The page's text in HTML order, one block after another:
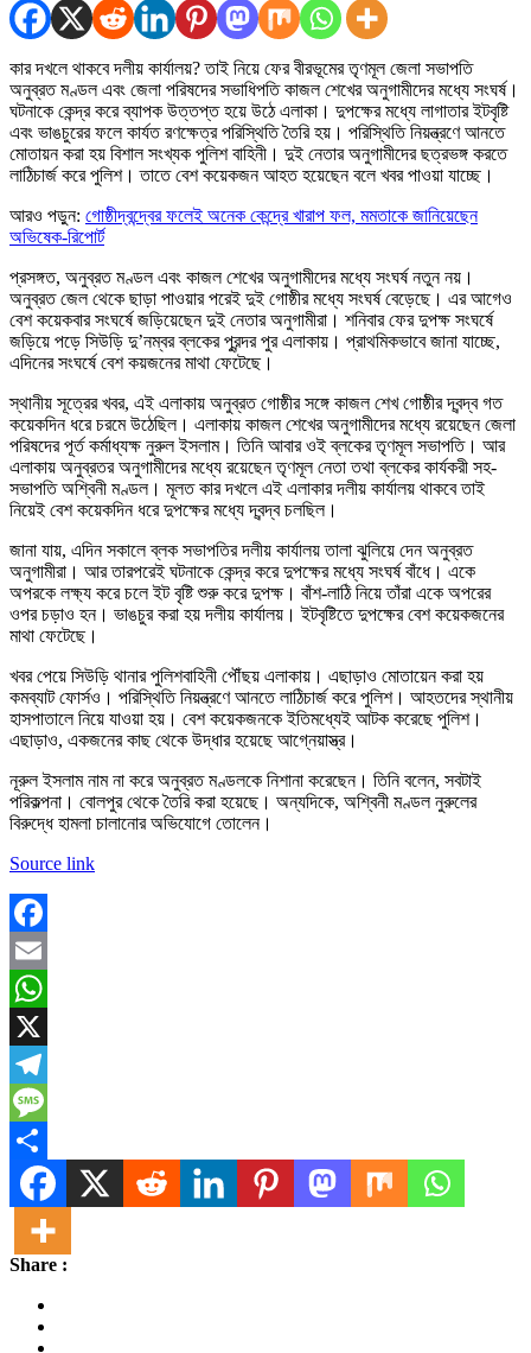
কার দখলে থাকবে দলীয় কার্যালয়? তাই নিয়ে ফের বীরভূমের তৃণমূল জেলা সভাপতি
অনুব্রত মণ্ডল এবং জেলা পরিষদের সভাধিপতি কাজল শেখের অনুগামীদের মধ্যে সংঘর্ষ।
ঘটনাকে কেন্দ্র করে ব্যাপক উত্তপ্ত হয়ে উঠে এলাকা। দুপক্ষের মধ্যে লাগাতার ইটবৃষ্টি
এবং ভাঙচুরের ফলে কার্যত রণক্ষেত্র পরিস্থিতি তৈরি হয়। পরিস্থিতি নিয়ন্ত্রণে আনতে
মোতায়ন করা হয় বিশাল সংখ্যক পুলিশ বাহিনী। দুই নেতার অনুগামীদের ছত্রভঙ্গ করতে
লাঠিচার্জ করে পুলিশ। তাতে বেশ কয়েকজন আহত হয়েছেন বলে খবর পাওয়া যাচ্ছে।
আরও পড়ুন: গোষ্ঠীদ্বন্দ্বের ফলেই অনেক কেন্দ্রে খারাপ ফল, মমতাকে জানিয়েছেন
অভিষেক-রিপোর্ট
প্রসঙ্গত, অনুব্রত মণ্ডল এবং কাজল শেখের অনুগামীদের মধ্যে সংঘর্ষ নতুন নয়।
অনুব্রত জেল থেকে ছাড়া পাওয়ার পরেই দুই গোষ্ঠীর মধ্যে সংঘর্ষ বেড়েছে। এর আগেও
বেশ কয়েকবার সংঘর্ষে জড়িয়েছেন দুই নেতার অনুগামীরা। শনিবার ফের দুপক্ষ সংঘর্ষে
জড়িয়ে পড়ে সিউড়ি দু’নম্বর ব্লকের পুরন্দর পুর এলাকায়। প্রাথমিকভাবে জানা যাচ্ছে,
এদিনের সংঘর্ষে বেশ কয়জনের মাথা ফেটেছে।
স্থানীয় সূত্রের খবর, এই এলাকায় অনুব্রত গোষ্ঠীর সঙ্গে কাজল শেখ গোষ্ঠীর দ্বন্দ্ব গত
কয়েকদিন ধরে চরমে উঠেছিল। এলাকায় কাজল শেখের অনুগামীদের মধ্যে রয়েছেন জেলা
পরিষদের পূর্ত কর্মাধ্যক্ষ নুরুল ইসলাম। তিনি আবার ওই ব্লকের তৃণমূল সভাপতি। আর
এলাকায় অনুব্রতর অনুগামীদের মধ্যে রয়েছেন তৃণমূল নেতা তথা ব্লকের কার্যকরী সহ-
সভাপতি অশ্বিনী মণ্ডল। মূলত কার দখলে এই এলাকার দলীয় কার্যালয় থাকবে তাই
নিয়েই বেশ কয়েকদিন ধরে দুপক্ষের মধ্যে দ্বন্দ্ব চলছিল।
জানা যায়, এদিন সকালে ব্লক সভাপতির দলীয় কার্যালয় তালা ঝুলিয়ে দেন অনুব্রত
অনুগামীরা। আর তারপরেই ঘটনাকে কেন্দ্র করে দুপক্ষের মধ্যে সংঘর্ষ বাঁধে। একে
অপরকে লক্ষ্য করে চলে ইট বৃষ্টি শুরু করে দুপক্ষ। বাঁশ-লাঠি নিয়ে তাঁরা একে অপরের
ওপর চড়াও হন। ভাঙচুর করা হয় দলীয় কার্যালয়। ইটবৃষ্টিতে দুপক্ষের বেশ কয়েকজনের
মাথা ফেটেছে।
খবর পেয়ে সিউড়ি থানার পুলিশবাহিনী পৌঁছয় এলাকায়। এছাড়াও মোতায়েন করা হয়
কমব্যাট ফোর্সও। পরিস্থিতি নিয়ন্ত্রণে আনতে লাঠিচার্জ করে পুলিশ। আহতদের স্থানীয়
হাসপাতালে নিয়ে যাওয়া হয়। বেশ কয়েকজনকে ইতিমধ্যেই আটক করেছে পুলিশ।
এছাড়াও, একজনের কাছ থেকে উদ্ধার হয়েছে আগ্নেয়াস্ত্র।
নূরুল ইসলাম নাম না করে অনুব্রত মণ্ডলকে নিশানা করেছেন। তিনি বলেন, সবটাই
পরিকল্পনা। বোলপুর থেকে তৈরি করা হয়েছে। অন্যদিকে, অশ্বিনী মণ্ডল নুরুলের
বিরুদ্ধে হামলা চালানোর অভিযোগে তোলেন।
Source link
Facebook
Email
WhatsApp
X
Telegram
Message
Share
Share :